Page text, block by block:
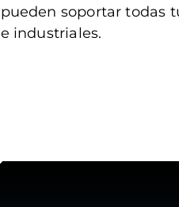
pueden soportar todas
e industriales.